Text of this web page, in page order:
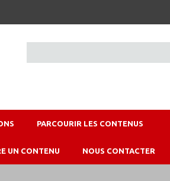
PARCOURIR LES CONTENUS
UN CONTENU NOUS CONTACTER